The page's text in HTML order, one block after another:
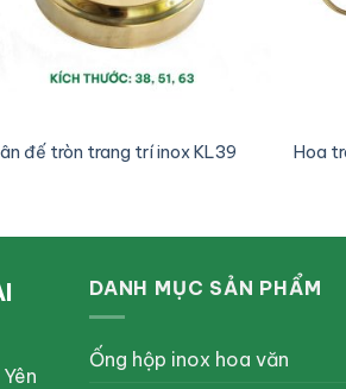
đế tròn trang trí inox KL39 Hoa
DANH MỤC SẢN PHẨM
Ống hộp inox hoa văn